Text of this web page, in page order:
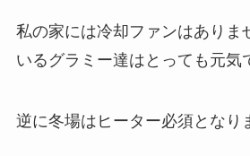
私の家には冷却ファンはありま
いるグラミー達はとっても元気
逆に冬場はヒーター必須となり